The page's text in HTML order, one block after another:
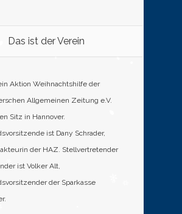
Das ist der Verein
Aktion Weihnachtshilfe der
Allgemeinen Zeitung e.V.
Sitz in Hannover.
ist Dany Schrader,
der HAZ. Stellvertretender
ist Volker Alt,
der Sparkasse